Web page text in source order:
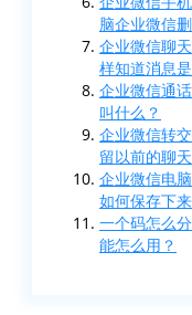
脑企业微信
企业微信聊
样知道消息
企业微信通
叫什么？
企业微信转
留以前的聊
企业微信电
如何保存下
一个码怎么
能怎么用？